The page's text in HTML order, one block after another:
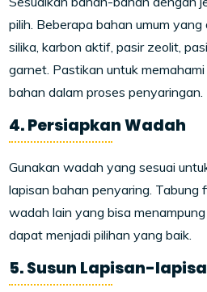
pilih. Beberapa bahan umum
silika, karbon aktif, pasir zeolit,
garnet. Pastikan untuk
bahan dalam proses penyaringan.
4. Persiapkan Wadah
Gunakan wadah yang sesuai
lapisan bahan penyaring. Tabung
wadah lain yang bisa
dapat menjadi pilihan yang baik.
5. Susun Lapisan-